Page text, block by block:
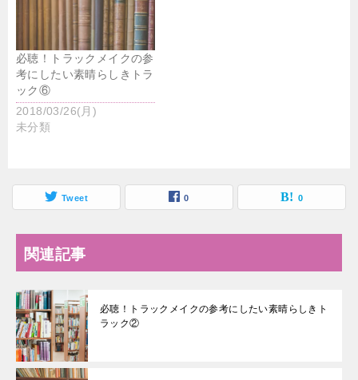
必聴！トラックメイクの参
考にしたい素晴らしきトラ
ック⑥
2018/03/26(月)
未分類
Tweet 0 0
関連記事
必聴！トラックメイクの参考にしたい素晴らしきト
ラック②